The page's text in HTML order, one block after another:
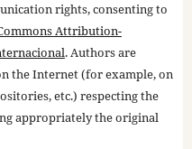
rights, consenting to
Attribution-
. Authors are
the Internet (for example, on
etc.) respecting the
appropriately the original